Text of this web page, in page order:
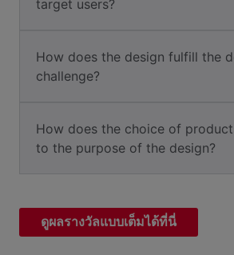
target users?
How does the design fulfill the
challenge?
How does the choice of
to the purpose of the design?
ดูผลรางวัลแบบเต็มได้ที่นี่